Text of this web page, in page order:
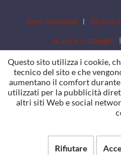
Area download Ricerca
Scarica i cataloghi
Questo sito utilizza i cookie,
tecnico del sito e che
aumentano il comfort
utilizzati per la pubblicità
altri siti Web e social
Rifiutare